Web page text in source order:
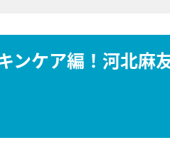
ンケア編！河北麻